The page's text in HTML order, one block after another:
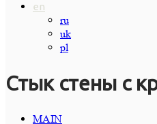
en
ru
uk
pl
Стык стены с
MAIN